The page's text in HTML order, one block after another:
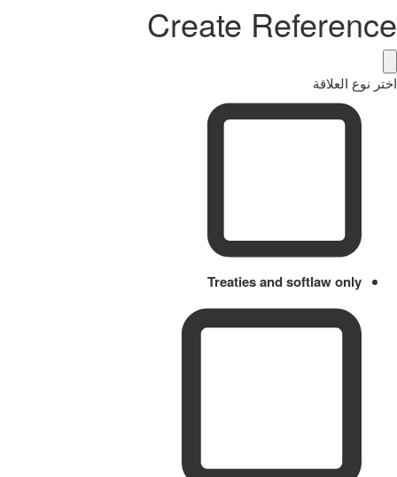
Create Reference
اختر نوع العلاقة
Treaties and softlaw only